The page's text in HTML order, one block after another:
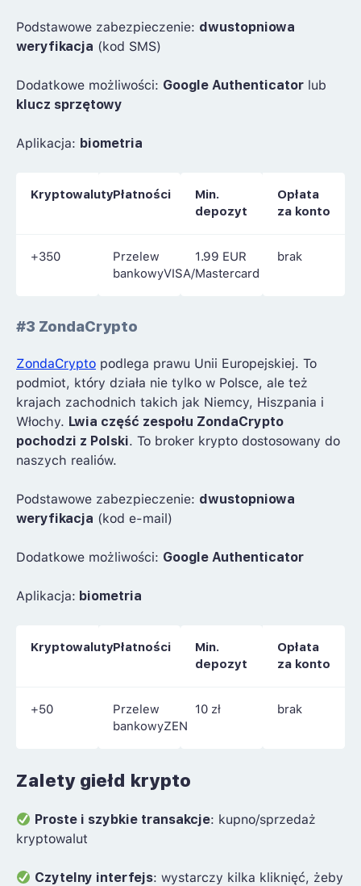
Podstawowe zabezpieczenie: dwustopniowa
weryfikacja (kod SMS)
Dodatkowe możliwości: Google Authenticator lub
klucz sprzętowy
Aplikacja: biometria
KryptowalutyPłatności
Min.
depozyt
Opłata
za konto
+350
Przelew
bankowyVISA/Mastercard
1.99 EUR brak
#3 ZondaCrypto
ZondaCrypto podlega prawu Unii Europejskiej. To
podmiot, który działa nie tylko w Polsce, ale też
krajach zachodnich takich jak Niemcy, Hiszpania i
Włochy. Lwia część zespołu ZondaCrypto
pochodzi z Polski. To broker krypto dostosowany do
naszych realiów.
Podstawowe zabezpieczenie: dwustopniowa
weryfikacja (kod e-mail)
Dodatkowe możliwości: Google Authenticator
Aplikacja: biometria
KryptowalutyPłatności
Min.
depozyt
Opłata
za konto
+50
Przelew
bankowyZEN
10 zł brak
Zalety giełd krypto
Proste i szybkie transakcje: kupno/sprzedaż
kryptowalut
Czytelny interfejs: wystarczy kilka kliknięć, żeby